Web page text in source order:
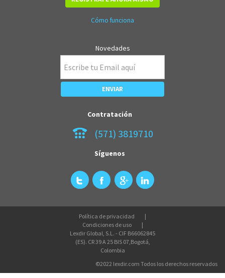
Cómo funciona
Novedades
Contratación
(571) 3819710
Síguenos
Política de privacidad
Condiciones de uso
Lexdir Global, S.L. - CIF B66062845
(ES). CR 39 A 25 BIS 07,Bogotá,
Colombia
©2022 lexdir.com Todos los derechos reservados